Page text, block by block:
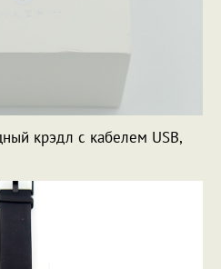
крэдл с кабелем USB,